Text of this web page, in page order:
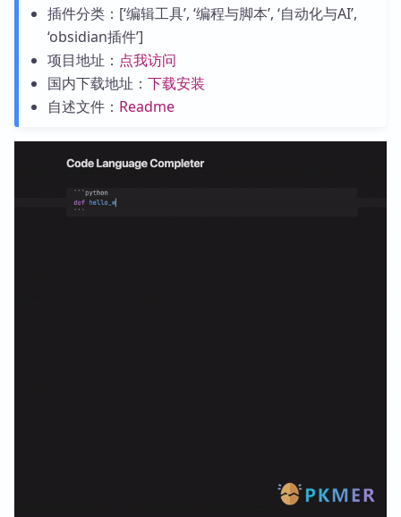
插件分类：[‘编辑工具’, ‘编程与脚本’, ‘自动化与AI’,
‘obsidian插件’]
项目地址： 点我访问
国内下载地址： 下载安装
自述文件： Readme